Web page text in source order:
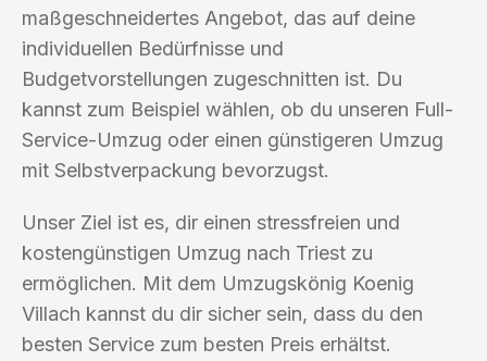
maßgeschneidertes Angebot, das auf deine
individuellen Bedürfnisse und
Budgetvorstellungen zugeschnitten ist. Du
kannst zum Beispiel wählen, ob du unseren Full-
Service-Umzug oder einen günstigeren Umzug
mit Selbstverpackung bevorzugst.
Unser Ziel ist es, dir einen stressfreien und
kostengünstigen Umzug nach Triest zu
ermöglichen. Mit dem Umzugskönig Koenig
Villach kannst du dir sicher sein, dass du den
besten Service zum besten Preis erhältst.